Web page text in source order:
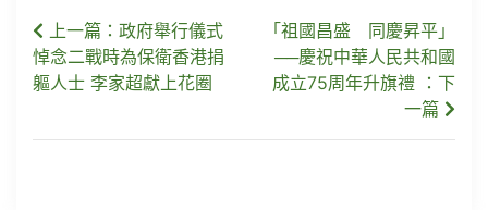
上一篇：政府舉行儀式
悼念二戰時為保衛香港捐
軀人士 李家超獻上花圈
「祖國昌盛 同慶昇平」
──慶祝中華人民共和國
成立75周年升旗禮 ：下
一篇